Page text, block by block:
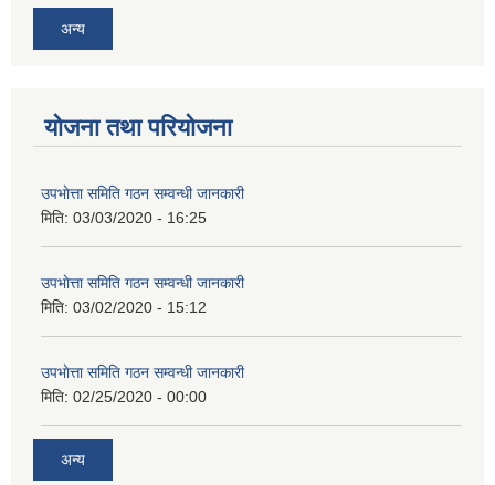
अन्य
योजना तथा परियोजना
उपभाेत्ता समिति गठन सम्वन्धी जानकारी
मिति: 03/03/2020 - 16:25
उपभाेत्ता समिति गठन सम्वन्धी जानकारी
मिति: 03/02/2020 - 15:12
उपभाेत्ता समिति गठन सम्वन्धी जानकारी
मिति: 02/25/2020 - 00:00
अन्य